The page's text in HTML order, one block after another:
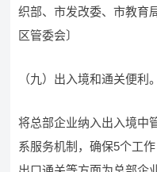
织部、市发改委、市教育
区管委会〕
（九）出入境和通关便利。
将总部企业纳入出入境中
系服务机制，确保5个工